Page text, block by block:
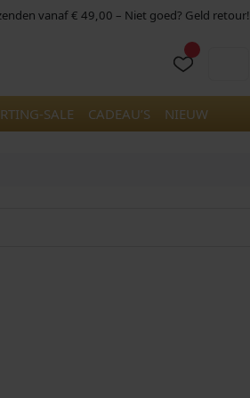
vanaf € 49,00 – Niet goed? Geld retour!
SALE CADEAU’S NIEUW